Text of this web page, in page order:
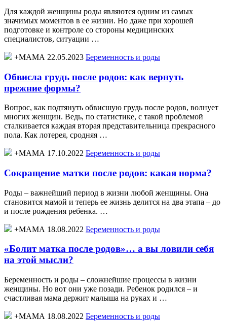
Для каждой женщины роды являются одним из самых
значимых моментов в ее жизни. Но даже при хорошей
подготовке и контроле со стороны медицинских
специалистов, ситуации …
+МАМА 22.05.2023 Беременность и роды
Обвисла грудь после родов: как вернуть
прежние формы?
Вопрос, как подтянуть обвисшую грудь после родов, волнует
многих женщин. Ведь, по статистике, с такой проблемой
сталкивается каждая вторая представительница прекрасного
пола. Как лотерея, сродняя …
+МАМА 17.10.2022 Беременность и роды
Сокращение матки после родов: какая норма?
Роды – важнейший период в жизни любой женщины. Она
становится мамой и теперь ее жизнь делится на два этапа – до
и после рождения ребенка. …
+МАМА 18.08.2022 Беременность и роды
«Болит матка после родов»… а вы ловили себя
на этой мысли?
Беременность и роды – сложнейшие процессы в жизни
женщины. Но вот они уже позади. Ребенок родился – и
счастливая мама держит малыша на руках и …
+МАМА 18.08.2022 Беременность и роды